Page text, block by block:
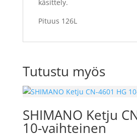
käsittely.
Pituus 126L
Tutustu myös
SHIMANO Ketju
10-vaihteinen